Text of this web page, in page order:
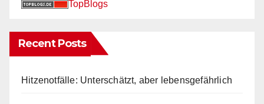
TopBlogs
Recent Posts
Hitzenotfälle: Unterschätzt, aber lebensgefährlich